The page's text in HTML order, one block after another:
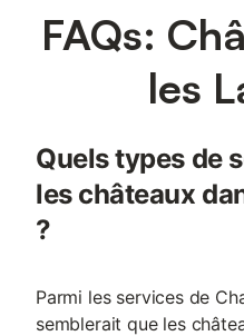
FAQs:
les
Quels types de
les châteaux
?
Parmi les services de
semblerait que les